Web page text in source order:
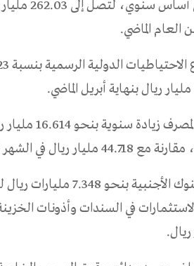
العام الماضي.